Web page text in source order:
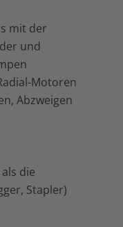
mit der
und
Motoren
Abzweigen
die
Stapler)